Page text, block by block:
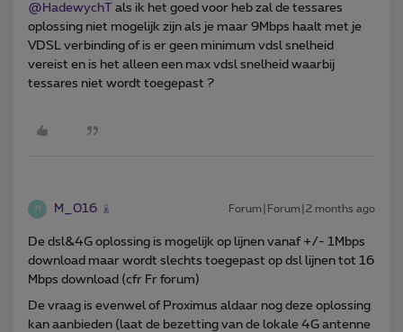
@HadewychT als ik het goed voor heb zal de tessares
oplossing niet mogelijk zijn als je maar 9Mbps haalt met je
VDSL verbinding of is er geen minimum vdsl snelheid
vereist en is het alleen een max vdsl snelheid waarbij
tessares niet wordt toegepast ?
M M_016 Forum|Forum|2 months ago
De dsl&4G oplossing is mogelijk op lijnen vanaf +/- 1Mbps
download maar wordt slechts toegepast op dsl lijnen tot 16
Mbps download (cfr Fr forum)
De vraag is evenwel of Proximus aldaar nog deze oplossing
kan aanbieden (laat de bezetting van de lokale 4G antenne